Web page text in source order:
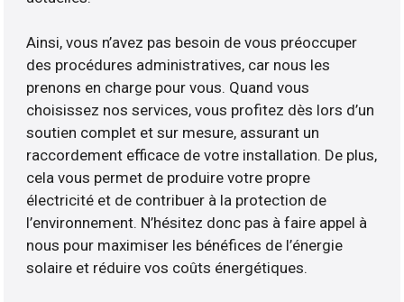
Ainsi, vous n’avez pas besoin de vous préoccuper
des procédures administratives, car nous les
prenons en charge pour vous. Quand vous
choisissez nos services, vous profitez dès lors d’un
soutien complet et sur mesure, assurant un
raccordement efficace de votre installation. De plus,
cela vous permet de produire votre propre
électricité et de contribuer à la protection de
l’environnement. N’hésitez donc pas à faire appel à
nous pour maximiser les bénéfices de l’énergie
solaire et réduire vos coûts énergétiques.